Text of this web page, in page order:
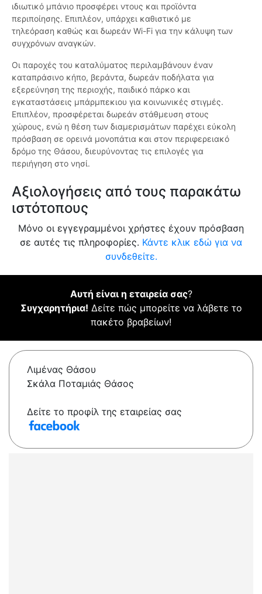
ιδιωτικό μπάνιο προσφέρει ντους και προϊόντα
περιποίησης. Επιπλέον, υπάρχει καθιστικό με
τηλεόραση καθώς και δωρεάν Wi-Fi για την κάλυψη των
συγχρόνων αναγκών.
Οι παροχές του καταλύματος περιλαμβάνουν έναν
καταπράσινο κήπο, βεράντα, δωρεάν ποδήλατα για
εξερεύνηση της περιοχής, παιδικό πάρκο και
εγκαταστάσεις μπάρμπεκιου για κοινωνικές στιγμές.
Επιπλέον, προσφέρεται δωρεάν στάθμευση στους
χώρους, ενώ η θέση των διαμερισμάτων παρέχει εύκολη
πρόσβαση σε ορεινά μονοπάτια και στον περιφερειακό
δρόμο της Θάσου, διευρύνοντας τις επιλογές για
περιήγηση στο νησί.
Αξιολογήσεις από τους παρακάτω
ιστότοπους
Μόνο οι εγγεγραμμένοι χρήστες έχουν πρόσβαση
σε αυτές τις πληροφορίες. Κάντε κλικ εδώ για να
συνδεθείτε.
Αυτή είναι η εταιρεία σας?
Συγχαρητήρια! Δείτε πώς μπορείτε να λάβετε το
πακέτο βραβείων!
Λιμένας Θάσου
Σκάλα Ποταμιάς Θάσος
Δείτε το προφίλ της εταιρείας σας